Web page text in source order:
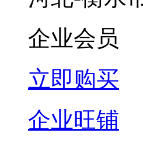
企业会员
立即购买
企业旺铺